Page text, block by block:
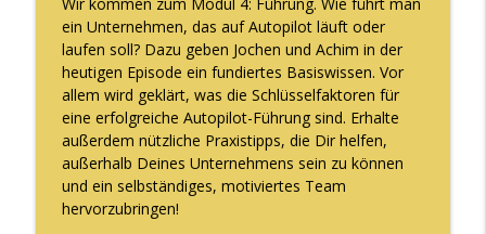
Episode 206 - Glücklich in Deiner Vielfalt
Der Glückliche Unternehmer Podcast
Episode 205 - Liebe Zeitarbeit mit Daniel
Müller
Der Glückliche Unternehmer Podcast
Episode 204 - Du bist einzigartig
ein Unternehmen, das auf Autopilot läuft oder
laufen soll? Dazu geben Jochen und Achim in der
heutigen Episode ein fundiertes Basiswissen. Vor
allem wird geklärt, was die Schlüsselfaktoren für
eine erfolgreiche Autopilot-Führung sind. Erhalte
außerdem nützliche Praxistipps, die Dir helfen,
außerhalb Deines Unternehmens sein zu können
und ein selbständiges, motiviertes Team
hervorzubringen!